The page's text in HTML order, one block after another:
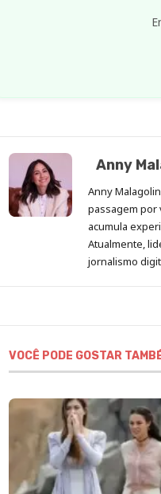
Anny
Anny
passagem por
acumula
Atualmente,
jornalismo
VOCÊ PODE GOSTAR